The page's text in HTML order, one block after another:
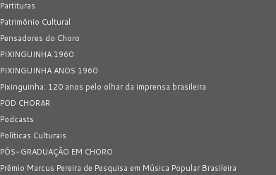
Partituras
Patrimônio Cultural
Pensadores do Choro
PIXINGUINHA 1960
PIXINGUINHA ANOS 1960
Pixinguinha: 120 anos pelo olhar da imprensa brasileira
POD CHORAR
Podcasts
Políticas Culturais
PÓS-GRADUAÇÃO EM CHORO
Prêmio Marcus Pereira de Pesquisa em Música Popular Brasileira